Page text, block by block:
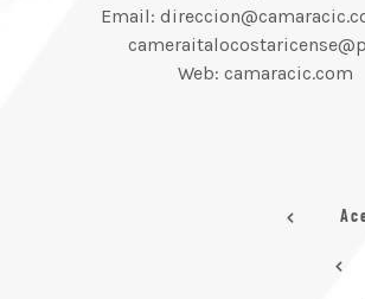
Email:
Web: camaracic.com